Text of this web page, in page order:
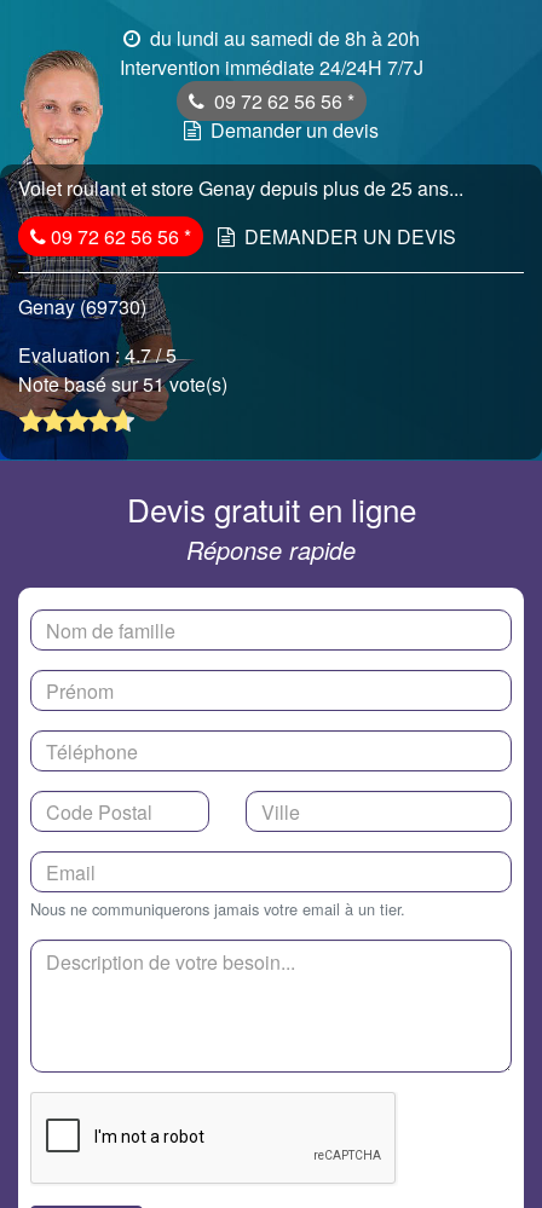
du lundi au samedi de 8h à 20h
Intervention immédiate 24/24H 7/7J
09 72 62 56 56 *
Demander un devis
Volet roulant et store Genay depuis plus de 25 ans...
09 72 62 56 56* DEMANDER UN DEVIS
Genay (69730)
Evaluation :4.7/ 5
Note basé sur 51 vote(s)
Devis gratuit en ligne
Réponse rapide
Nous ne communiquerons jamais votre email à un tier.